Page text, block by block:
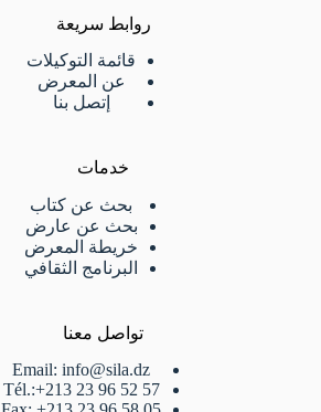
روابط سريعة
قائمة التوكيلات
عن المعرض
إتصل بنا
خدمات
بحث عن كتاب
بحث عن عارض
خريطة المعرض
البرنامج الثقافي
تواصل معنا
Email: info@sila.dz
Tél.:+213 23 96 52 57